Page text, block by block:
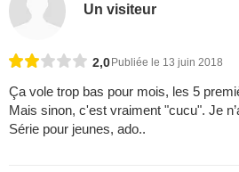
Un visiteur
2,0Publiée le 13 juin 2018
Ça vole trop bas pour mois, les 5
Mais sinon, c'est vraiment "cucu". Je
Série pour jeunes, ado..